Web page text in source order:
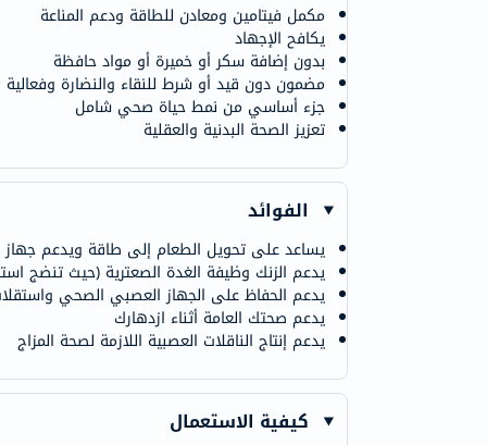
مكمل فيتامين ومعادن للطاقة ودعم المناعة
يكافح الإجهاد
بدون إضافة سكر أو خميرة أو مواد حافظة
مضمون دون قيد أو شرط للنقاء والنضارة
جزء أساسي من نمط حياة صحي شامل
تعزيز الصحة البدنية والعقلية
الفوائد
يساعد على تحويل الطعام إلى طاقة ويدعم جهاز
يدعم الزنك وظيفة الغدة الصعترية (حيث تنضج
يدعم الحفاظ على الجهاز العصبي الصحي
يدعم صحتك العامة أثناء ازدهارك
يدعم إنتاج الناقلات العصبية اللازمة لصحة المزاج
كيفية الاستعمال